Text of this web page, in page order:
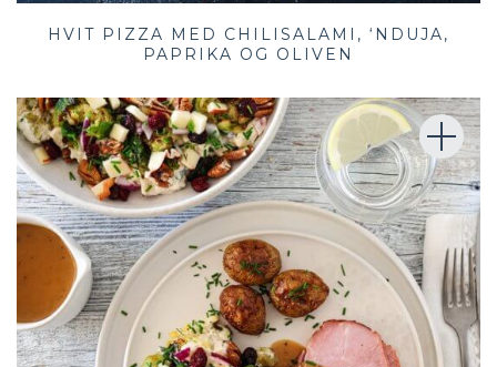
HVIT PIZZA MED CHILISALAMI, ‘NDUJA,
PAPRIKA OG OLIVEN